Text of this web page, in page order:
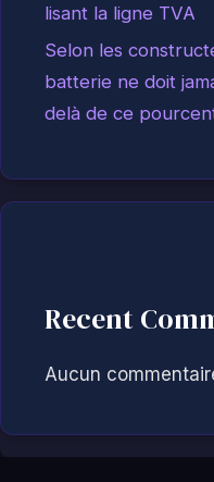
lisant la ligne TVA
Selon les
batterie ne doit
delà de ce
Recent
Aucun